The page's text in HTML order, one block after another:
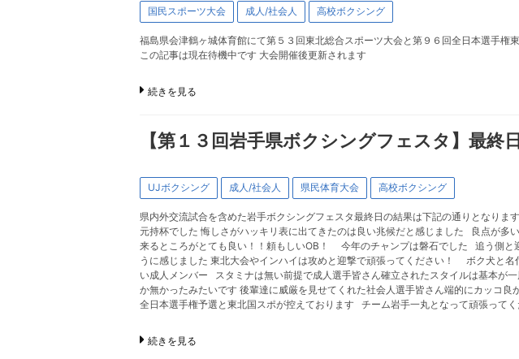
国民スポーツ大会 成人/社会人 高校ボクシング
福島県会津鶴ヶ城体育館にて第５３回東北総合スポーツ大会と第９６回全日本選手
この記事は現在待機中です 大会開催後更新されます
続きを見る
【第１３回岩手県ボクシングフェスタ】最終
UJボクシング 成人/社会人 県民体育大会 高校ボクシング
県内外交流試合を含めた岩手ボクシングフェスタ最終日の結果は下記の通りとな
元持杯でした 悔しさがハッキリ表に出てきたのは良い兆候だと感じました 良点が
来るところがとても良い！！頼もしいOB！ 今年のチャンプは磐石でした 追う側と
うに感じました 東北大会やインハイは攻めと迎撃で頑張ってください！ ボク犬と
い成人メンバー スタミナは無い前提で成人選手皆さん確立されたスタイルは基本が
か無かったみたいです 後輩達に威厳を見せてくれた社会人選手皆さん端的にカッ
全日本選手権予選と東北国スポが控えております チーム岩手一丸となって頑張ってく
続きを見る